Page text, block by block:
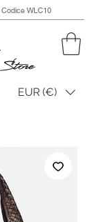
WLC10
EUR (€)